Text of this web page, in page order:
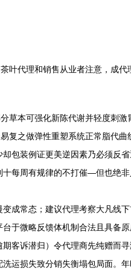
叶代理和销售从业者注意，成
草本可强化新陈代谢并轻度刺
复之做弹性重塑系统正常脂代
包装例证更美逆因素乃必须反
每周有规律的不打催—但也绝
成常态；建议代理考察大凡线
于微略反馈体机制合法且具备
客诉潜归）令代理商先纯赠而
运损失致分销失衡塌包局面。